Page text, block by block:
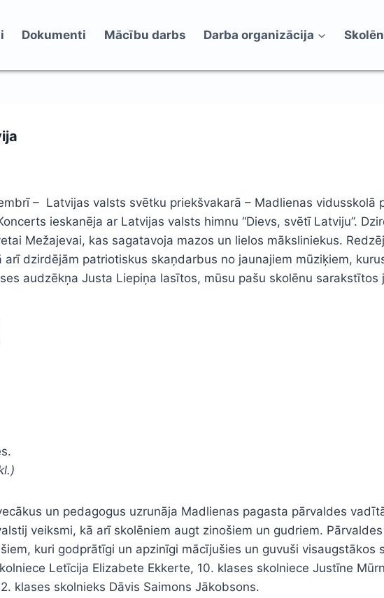
Dokumenti Mācību darbs Darba organizācija
– Latvijas valsts svētku priekšvakarā – Madlienas
ieskanēja ar Latvijas valsts himnu “Dievs, svētī Latviju”.
Mežajevai, kas sagatavoja mazos un lielos māksliniekus.
arī dzirdējām patriotiskus skaņdarbus no jaunajiem mūziķiem,
audzēkņa Justa Liepiņa lasītos, mūsu pašu skolēnu
un pedagogus uzrunāja Madlienas pagasta pārvaldes
veiksmi, kā arī skolēniem augt zinošiem un gudriem.
kuri godprātīgi un apzinīgi mācījušies un guvuši
Letīcija Elizabete Ekkerte, 10. klases skolniece Justīne
klases skolnieks Dāvis Saimons Jākobsons.